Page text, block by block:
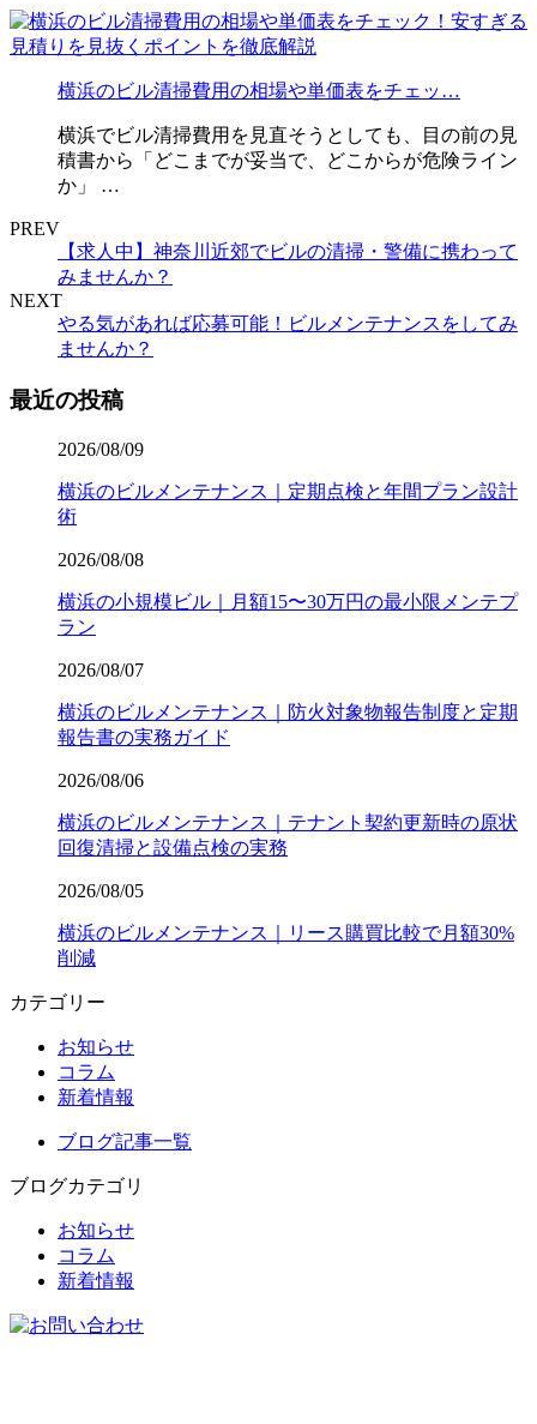
横浜のビル清掃費用の相場や単価表をチェッ…
横浜でビル清掃費用を見直そうとしても、目の前の見
積書から「どこまでが妥当で、どこからが危険ライン
か」 …
PREV
【求人中】神奈川近郊でビルの清掃・警備に携わって
みませんか？
NEXT
やる気があれば応募可能！ビルメンテナンスをしてみ
ませんか？
最近の投稿
2026/08/09
横浜のビルメンテナンス｜定期点検と年間プラン設計
術
2026/08/08
横浜の小規模ビル｜月額15〜30万円の最小限メンテプ
ラン
2026/08/07
横浜のビルメンテナンス｜防火対象物報告制度と定期
報告書の実務ガイド
2026/08/06
横浜のビルメンテナンス｜テナント契約更新時の原状
回復清掃と設備点検の実務
2026/08/05
横浜のビルメンテナンス｜リース購買比較で月額30%
削減
カテゴリー
お知らせ
コラム
新着情報
ブログ記事一覧
ブログカテゴリ
お知らせ
コラム
新着情報